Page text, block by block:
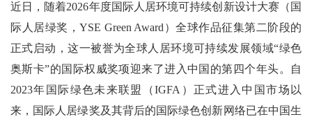
近日，随着2026年度国际人居环境可持续创新设计大赛（国
际人居绿奖，YSE Green Award）全球作品征集第二阶段的
正式启动，这一被誉为全球人居环境可持续发展领域“绿色
奥斯卡”的国际权威奖项迎来了进入中国的第四个年头。自
2023年国际绿色未来联盟（IGFA）正式进入中国市场以
来，国际人居绿奖及其背后的国际绿色创新网络已在中国生